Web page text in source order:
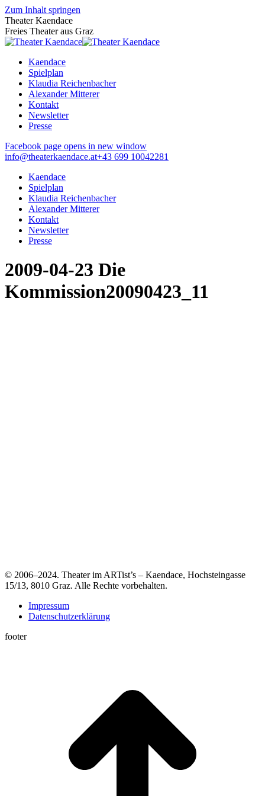
Zum Inhalt springen
Theater Kaendace
Freies Theater aus Graz
Kaendace
Spielplan
Klaudia Reichenbacher
Alexander Mitterer
Kontakt
Newsletter
Presse
Facebook page opens in new window
info@theaterkaendace.at‭+43 699 10042281‬
Kaendace
Spielplan
Klaudia Reichenbacher
Alexander Mitterer
Kontakt
Newsletter
Presse
2009-04-23 Die
Kommission20090423_11
© 2006–2024. Theater im ARTist’s – Kaendace, Hochsteingasse
15/13, 8010 Graz. Alle Rechte vorbehalten.
Impressum
Datenschutzerklärung
footer